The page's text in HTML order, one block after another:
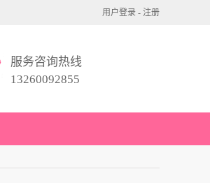
用户登录 - 注册
服务咨询热线
13260092855